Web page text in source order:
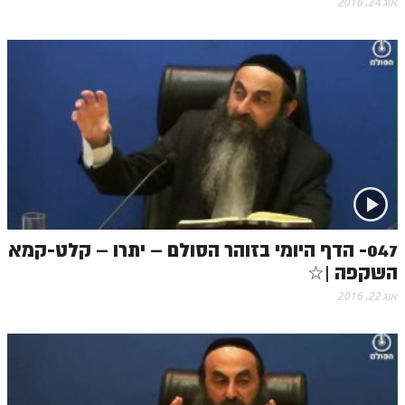
הזוהר הקדוש תרומה השקפה
הזוהר הקדוש תרומה מתקדמים
הזוהר הקדוש ספרא דצניעותא
הזוהר הקדוש תצווה מתקדמים
ספר הזוהר הקדוש כי תשא השקפה
ספר הזוהר הקדוש כי תשא מתקדמים
ספר הזוהר הקדוש ויקהל השקפה
ספר הזוהר הקדוש ויקהל מתקדמים
ספר הזוהר הקדוש פיקודי מתחילים
ספר הזוהר הקדוש פיקודי מתקדמים
047- הדף היומי בזוהר הסולם – יתרו – קלט-קמא
השקפה |☆
אוג 22, 2016